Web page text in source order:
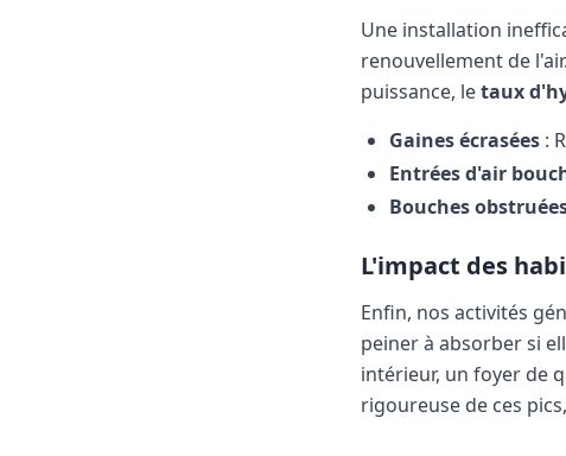
Une installation
renouvellement de
puissance, letaux
Gaines écrasées :
Entrées d'air
Bouches
L'impact des
Enfin, nos activités
peiner à absorber si
intérieur, un foyer de
rigoureuse de ces